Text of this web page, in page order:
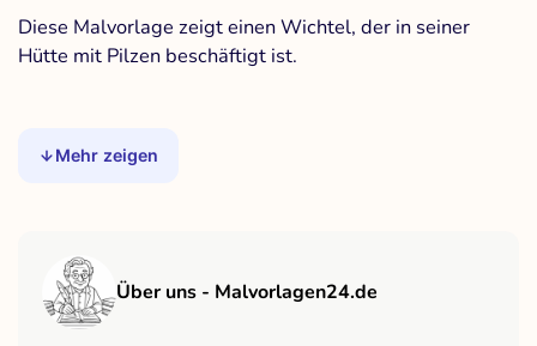
Diese Malvorlage zeigt einen Wichtel, der in seiner
Hütte mit Pilzen beschäftigt ist.
Mehr zeigen
Über uns - Malvorlagen24.de